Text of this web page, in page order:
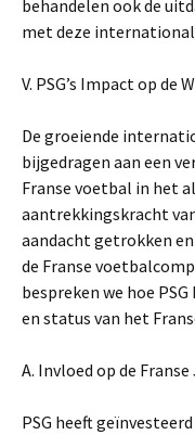
behandelen ook de
met deze
V. PSG’s Impact op de
De groeiende
bijgedragen aan een
Franse voetbal in het
aantrekkingskracht
aandacht getrokken
de Franse
bespreken we hoe
en status van het
A. Invloed op de
PSG heeft